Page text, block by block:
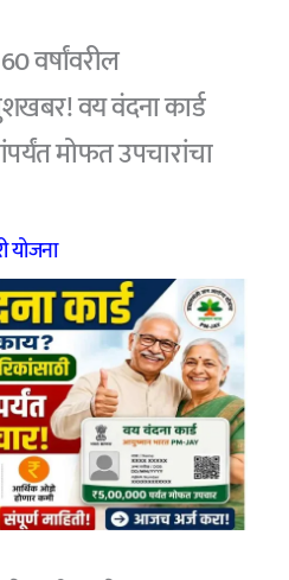
वर्षांवरील
वय वंदना कार्ड
मोफत उपचारांचा
योजना